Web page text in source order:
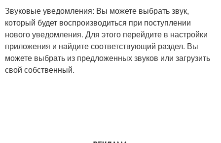
Звуковые уведомления: Вы можете выбрать звук,
который будет воспроизводиться при поступлении
нового уведомления. Для этого перейдите в настройки
приложения и найдите соответствующий раздел. Вы
можете выбрать из предложенных звуков или загрузить
свой собственный.